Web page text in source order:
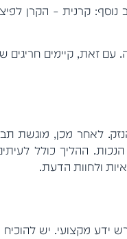
קרנית – הקרן
עם זאת, קיימים
לאחר מכן, מוגשת
ההליך כולל
ולחוות הדעת.
ידע מקצועי. יש